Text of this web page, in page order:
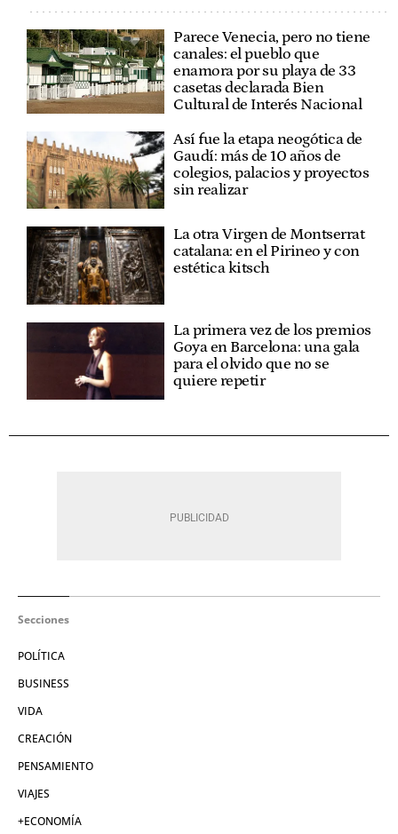
Parece Venecia, pero no tiene
canales: el pueblo que
enamora por su playa de 33
casetas declarada Bien
Cultural de Interés Nacional
Así fue la etapa neogótica de
Gaudí: más de 10 años de
colegios, palacios y proyectos
sin realizar
La otra Virgen de Montserrat
catalana: en el Pirineo y con
estética kitsch
La primera vez de los premios
Goya en Barcelona: una gala
para el olvido que no se
quiere repetir
Secciones
POLÍTICA
BUSINESS
VIDA
CREACIÓN
PENSAMIENTO
VIAJES
+ECONOMÍA